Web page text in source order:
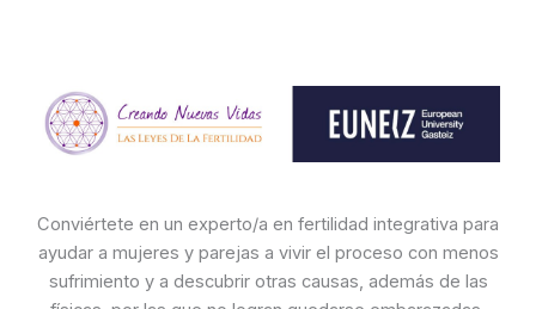
Conviértete en un experto/a en fertilidad integrativa para
ayudar a mujeres y parejas a vivir el proceso con menos
sufrimiento y a descubrir otras causas, además de las